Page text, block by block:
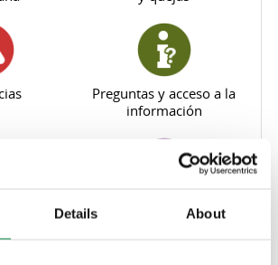
Details About
Preguntas y acceso a la
información
municipal Participación